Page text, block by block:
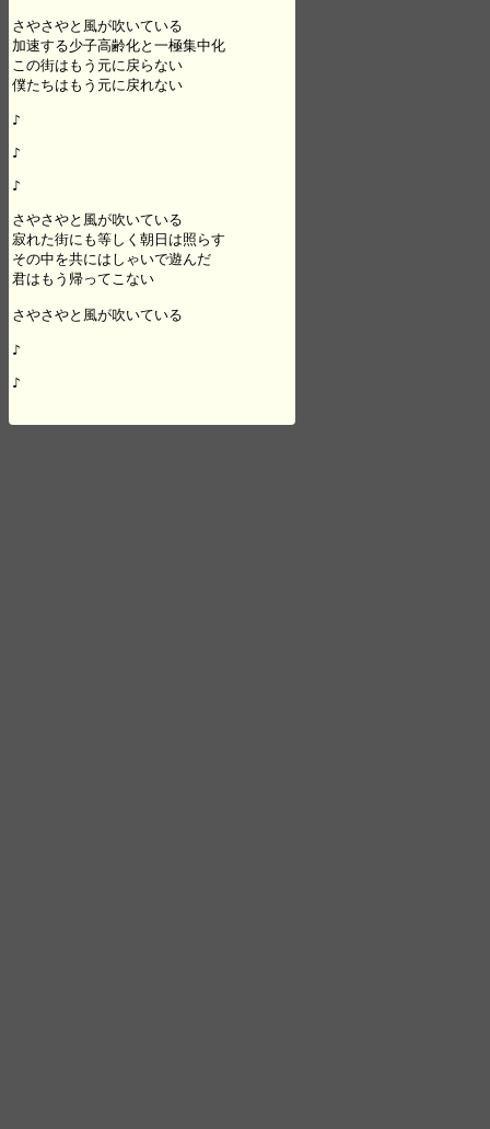
さやさやと風が吹いている
加速する少子高齢化と一極集中化
この街はもう元に戻らない
僕たちはもう元に戻れない
♪
♪
♪
さやさやと風が吹いている
寂れた街にも等しく朝日は照らす
その中を共にはしゃいで遊んだ
君はもう帰ってこない
さやさやと風が吹いている
♪
♪